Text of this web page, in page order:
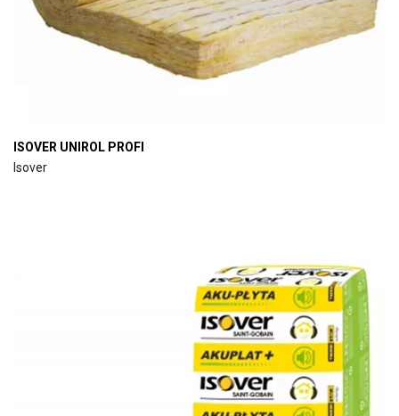
ISOVER UNIROL PROFI
Isover